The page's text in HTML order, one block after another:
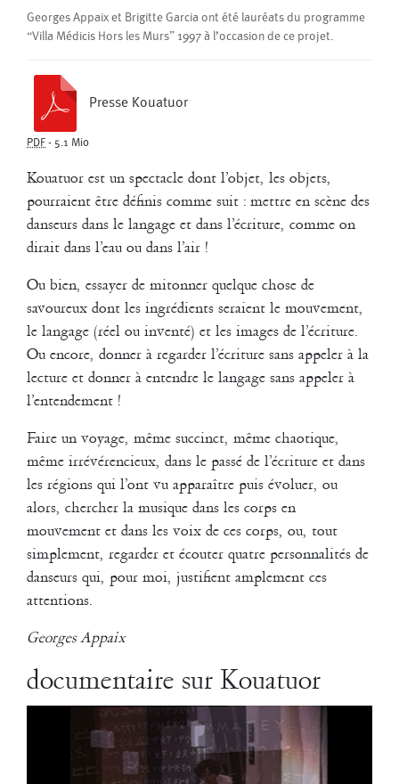
Georges Appaix et Brigitte Garcia ont été lauréats du programme
“Villa Médicis Hors les Murs” 1997 à l’occasion de ce projet.
Presse Kouatuor
PDF - 5.1 Mio
Kouatuor est un spectacle dont l’objet, les objets,
pourraient être définis comme suit : mettre en scène des
danseurs dans le langage et dans l’écriture, comme on
dirait dans l’eau ou dans l’air !
Ou bien, essayer de mitonner quelque chose de
savoureux dont les ingrédients seraient le mouvement,
le langage (réel ou inventé) et les images de l’écriture.
Ou encore, donner à regarder l’écriture sans appeler à la
lecture et donner à entendre le langage sans appeler à
l’entendement !
Faire un voyage, même succinct, même chaotique,
même irrévérencieux, dans le passé de l’écriture et dans
les régions qui l’ont vu apparaître puis évoluer, ou
alors, chercher la musique dans les corps en
mouvement et dans les voix de ces corps, ou, tout
simplement, regarder et écouter quatre personnalités de
danseurs qui, pour moi, justifient amplement ces
attentions.
Georges Appaix
documentaire sur Kouatuor
La machine a absorbé les mots.
Essayer de les lui faire rendre, peut-être en désordre,
Georges Appaix
Mito-Mito
Georges Appaix/Pascale Houbin
Trones - Film réalisé sur une proposition de Pascale Houbin à l'occasion
du spectacle Mito © François Delebecque
MP4-21 Mio
Duo créé au CNCDC de Châteauvallon / Festival DanseM
Production Cie Non de Nom
Tempo